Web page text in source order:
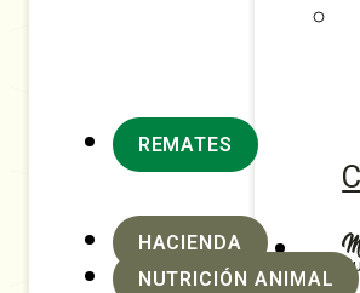
REMATES
HACIENDA
NUTRICIÓN ANIMAL